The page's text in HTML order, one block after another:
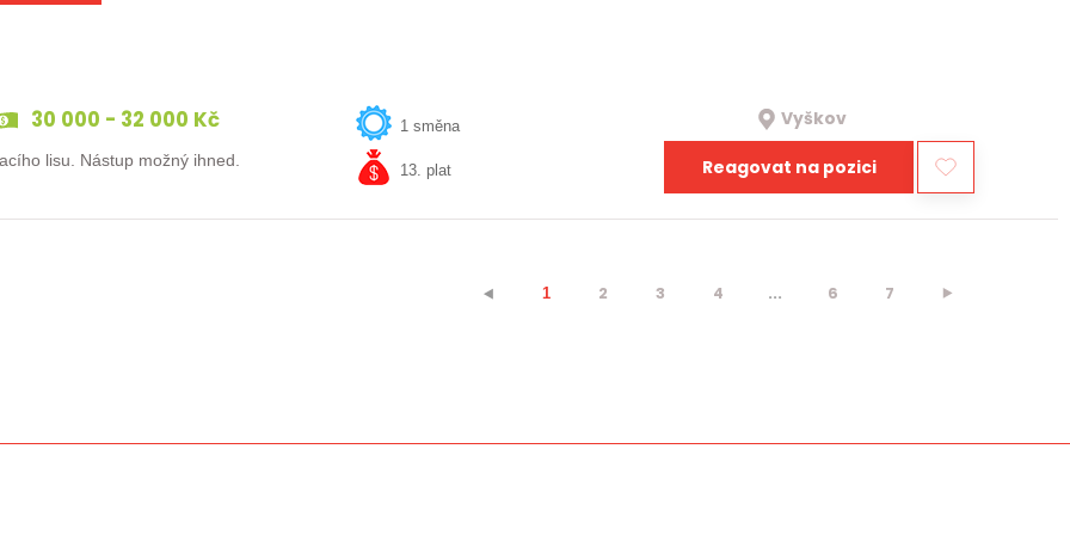
30 000 - 32 000 Kč
Máte zkušenost v kovovýrobě? Hledáme obsluhu ohraňovacího lisu. Nástup možný ihned.
1 směna
13. plat
Vyškov
Reagovat na pozici
⯇ 1 2 3 4 ... 6 7 ⯈